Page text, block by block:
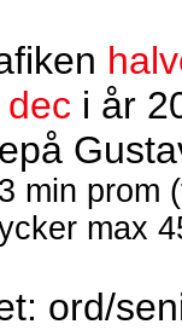
i år
min prom
max
ord/